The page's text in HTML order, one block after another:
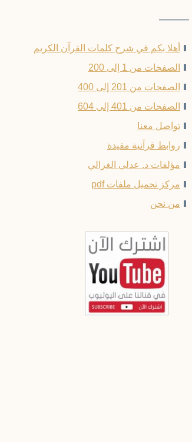
——–
أهلا بكم في شرح كلمات القرآن الكريم
الصفحات من 1 إلى 200
الصفحات من 201 إلى 400
الصفحات من 401 إلى 604
تواصل معنا
روابط قرآنية مفيدة
مؤلفات د. عدلي الغزالي
مركز تحميل ملفات pdf
من نحن